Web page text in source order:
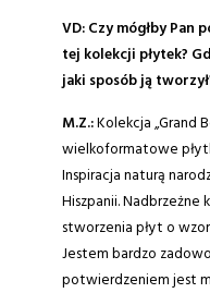
VD: Czy mógłby Pan
tej kolekcji płytek?
jaki sposób ją
M.Z.:Kolekcja „Grand
wielkoformatowe
Inspiracja naturą
Hiszpanii. Nadbrzeżne
stworzenia płyt o
Jestem bardzo
potwierdzeniem jest